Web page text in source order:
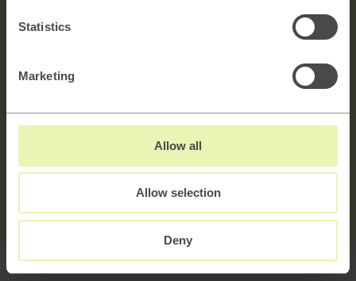
Statistics
Marketing
Allow all
Allow selection
Deny
privacy policy